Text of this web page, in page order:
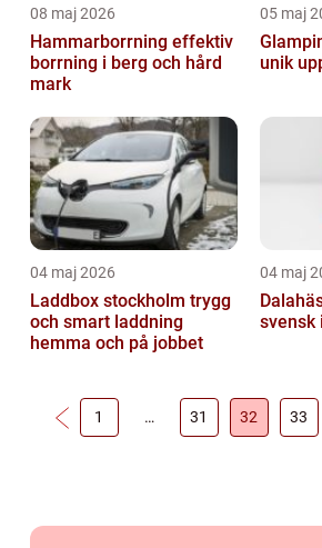
08 maj 2026
Hammarborrning effektiv
borrning i berg och hård
mark
05 maj
unik
04 maj 2026
Laddbox stockholm trygg
och smart laddning
hemma och på jobbet
04 maj
svensk
1 … 31 32 33